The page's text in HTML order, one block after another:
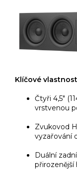
Klíčové
Čtyři 4,5"
vrstvenou
Zvukovod
vyzařování
Duální
přirozenější